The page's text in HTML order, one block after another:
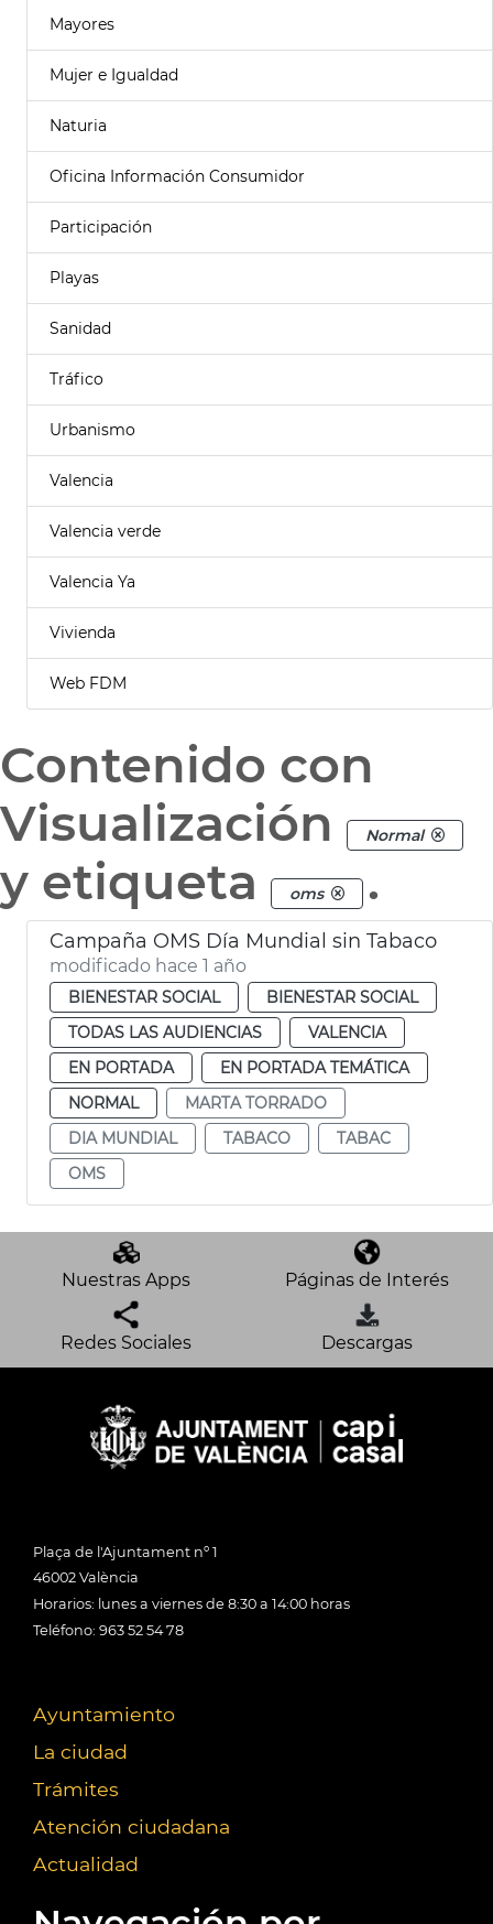
Mayores
Mujer e Igualdad
Naturia
Oficina Información Consumidor
Participación
Playas
Sanidad
Tráfico
Urbanismo
Valencia
Valencia verde
Valencia Ya
Vivienda
Web FDM
Contenido con
Visualización
Normal
y etiqueta oms .
Campaña OMS Día Mundial sin Tabaco
modificado hace 1 año
BIENESTAR SOCIAL
BIENESTAR SOCIAL
TODAS LAS AUDIENCIAS
VALENCIA
EN PORTADA
EN PORTADA TEMÁTICA
NORMAL
MARTA TORRADO
DIA MUNDIAL
TABACO
TABAC
OMS
Nuestras Apps Páginas de Interés
Redes Sociales Descargas
Plaça de l'Ajuntament nº 1
46002 València
Horarios: lunes a viernes de 8:30 a 14:00 horas
Teléfono: 963 52 54 78
Ayuntamiento
La ciudad
Trámites
Atención ciudadana
Actualidad